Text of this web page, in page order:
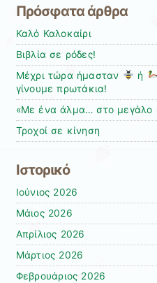
Πρόσφατα άρθρα
Καλό Καλοκαίρι
Βιβλία σε ρόδες!
Μέχρι τώρα ήμασταν
ή
γίνουμε πρωτάκια!
«Με ένα άλμα… στο μεγάλο
Τροχοί σε κίνηση
Ιστορικό
Ιούνιος 2026
Μάιος 2026
Απρίλιος 2026
Μάρτιος 2026
Φεβρουάριος 2026